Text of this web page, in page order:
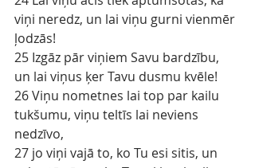
viņi neredz, un lai viņu gurni vienmēr
ļodzās!
25 Izgāz pār viņiem Savu bardzību,
un lai viņus ķer Tavu dusmu kvēle!
26 Viņu nometnes lai top par kailu
tukšumu, viņu teltīs lai neviens
nedzīvo,
27 jo viņi vajā to, ko Tu esi sitis, un